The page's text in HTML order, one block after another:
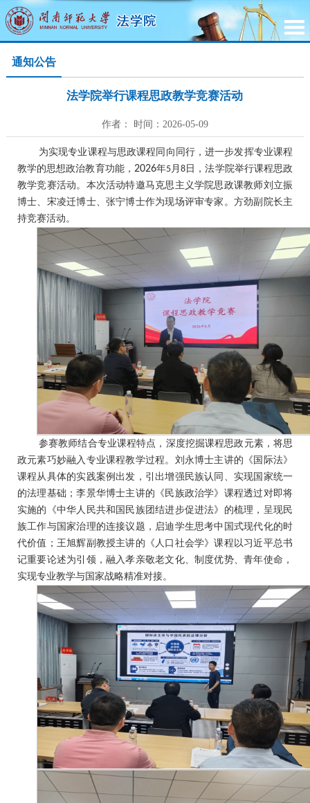
通知公告
法学院举行课程思政教学竞赛活动
作者： 时间：2026-05-09
为实现专业课程与思政课程同向同行，进一步发挥专业课程
教学的思想政治教育功能， 2026年5月8 日，法学院举行课程思政
教学竞赛活动。本次活动特邀马克思主义学院思政课教师刘立振
博士、宋凌迁博士、张宁博士作为现场评审专家。方劲副院长主
持竞赛活动。
参赛教师结合专业课程特点，深度挖掘课程思政元素，将思
政元素巧妙融入专业课程教学过程。刘永博士主讲的《国际法》
课程从具体的实践案例出发，引出增强民族认同、实现国家统一
的法理基础；李景华博士主讲的《民族政治学》课程透过对即将
实施的《中华人民共和国民族团结进步促进法》的梳理，呈现民
族工作与国家治理的连接议题，启迪学生思考中国式现代化的时
代价值；王旭辉副教授主讲的《人口社会学》课程以习近平总书
记重要论述为引领，融入孝亲敬老文化、制度优势、青年使命，
实现专业教学与国家战略精准对接。